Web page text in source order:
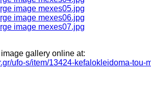
gallery online at:
ufo-s/item/13424-kefalokleidoma-